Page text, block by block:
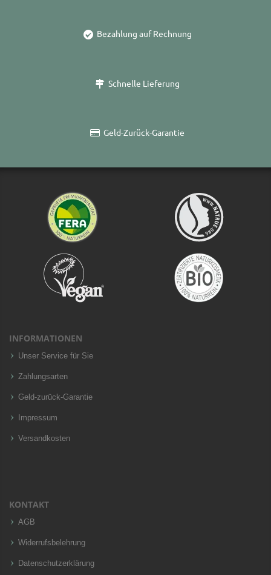
Bezahlung auf Rechnung
Schnelle Lieferung
Geld-Zurück-Garantie
INFORMATIONEN
Unser Service für Sie
Zahlungsarten
Geld-zurück-Garantie
Impressum
Versandkosten
KONTAKT
AGB
Widerrufsbelehrung
Datenschutzerklärung